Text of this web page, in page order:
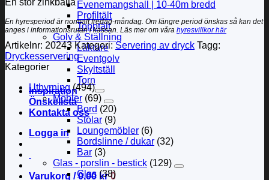
Evenemangshall | 10-40m bredd
Profiltält
Topptält
Golv & Ställning
Läktare
Eventgolv
Skyltställ
Torn
Inspiration
Önskelista
Kontakta oss
Logga in
Varukorg /0,00 kr 0
En hyresperiod är normalt fredag-måndag. Om längre period önskas så kan det
anges i informationsrutan i kassan. Läs mer om våra hyresvillkor här
Artikelnr: 20243 Kategori: Servering av dryck Tagg:
Dryckesservering
Kategorier
Uthyrning (494)
Möbler (69)
Bord (20)
Stolar (9)
Loungemöbler (6)
Bordslinne / dukar (32)
Bar (3)
Glas - porslin - bestick (129)
Glas (38)